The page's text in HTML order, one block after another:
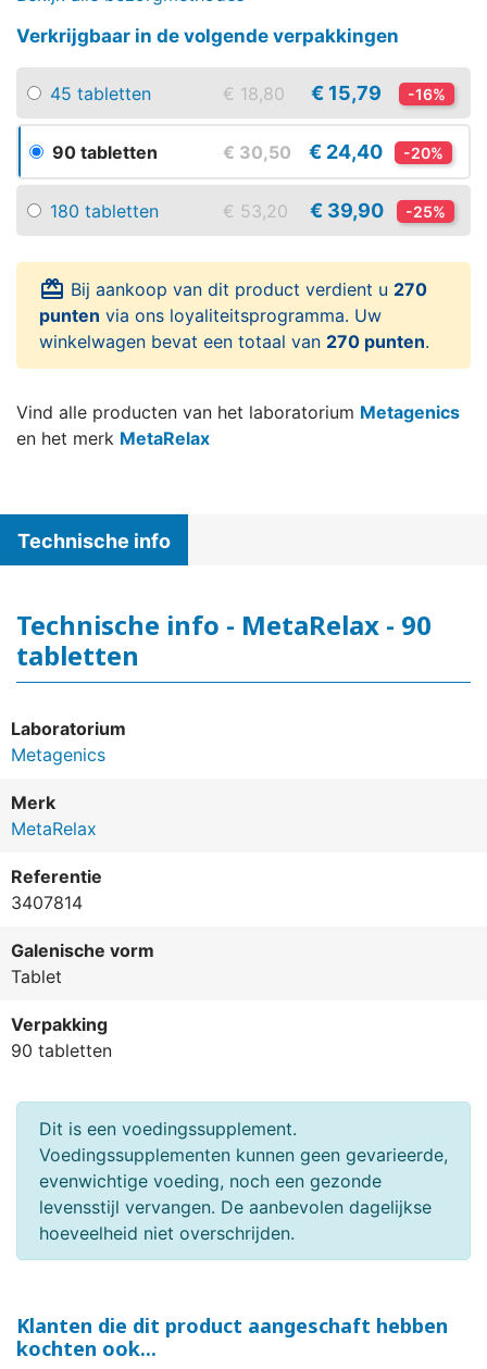
Verkrijgbaar in de volgende verpakkingen
45 tabletten € 18,80 € 15,79 -16%
90 tabletten € 30,50 € 24,40 -20%
180 tabletten € 53,20 € 39,90 -25%
card_giftcard Bij aankoop van dit product verdient u 270
punten via ons loyaliteitsprogramma. Uw
winkelwagen bevat een totaal van 270 punten.
Vind alle producten van het laboratorium Metagenics
en het merk MetaRelax
Technische info
Technische info - MetaRelax - 90
tabletten
Laboratorium
Metagenics
Merk
MetaRelax
Referentie
3407814
Galenische vorm
Tablet
Verpakking
90 tabletten
Dit is een voedingssupplement.
Voedingssupplementen kunnen geen gevarieerde,
evenwichtige voeding, noch een gezonde
levensstijl vervangen. De aanbevolen dagelijkse
hoeveelheid niet overschrijden.
Klanten die dit product aangeschaft hebben
kochten ook...